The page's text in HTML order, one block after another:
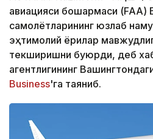
авиацияси бошқармаси (FAA)
самолётларининг юзлаб
эҳтимолий ёриқлар
текширишни буюрди, деб
агентлигининг
Business'га таяниб.